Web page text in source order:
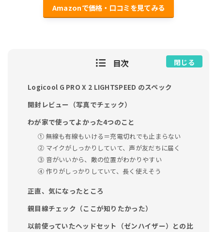
Amazonで価格・口コミを見てみる
目次 閉じる
Logicool G PRO X 2 LIGHTSPEED のスペック
開封レビュー（写真でチェック）
わが家で使ってよかった4つのこと
① 無線も有線もいける＝充電切れでも止まらない
② マイクがしっかりしていて、声が友だちに届く
③ 音がいいから、敵の位置がわかりやすい
④ 作りがしっかりしていて、長く使えそう
正直、気になったところ
親目線チェック（ここが知りたかった）
以前使っていたヘッドセット（ゼンハイザー）との比